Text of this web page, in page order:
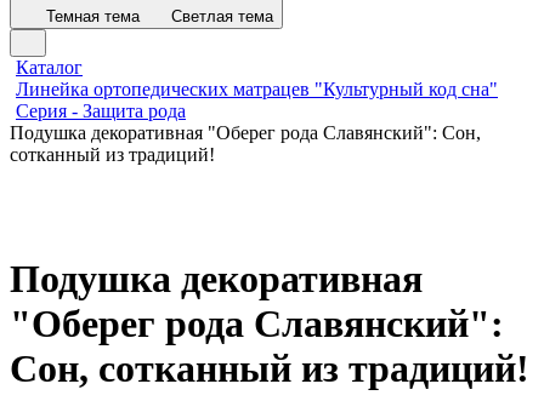
Темная тема Светлая тема
Каталог
Линейка ортопедических матрацев "Культурный код сна"
Серия - Защита рода
Подушка декоративная "Оберег рода Славянский": Сон,
сотканный из традиций!
Подушка декоративная
"Оберег рода Славянский":
Сон, сотканный из традиций!